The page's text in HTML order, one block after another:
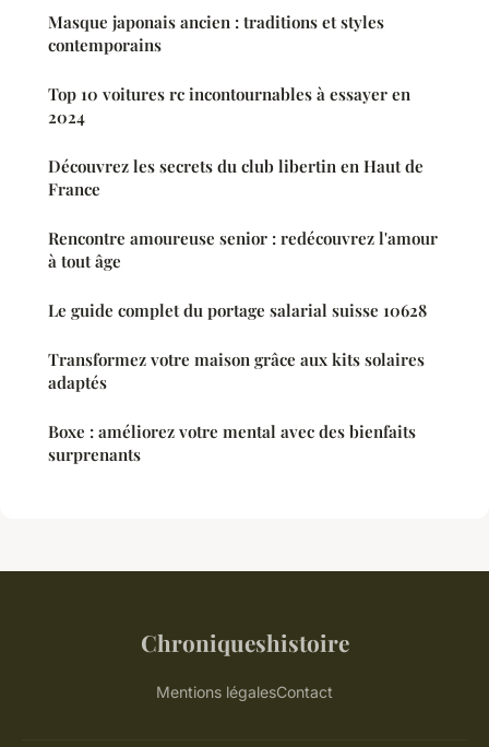
Masque japonais ancien : traditions et styles
contemporains
Top 10 voitures rc incontournables à essayer en
2024
Découvrez les secrets du club libertin en Haut de
France
Rencontre amoureuse senior : redécouvrez l'amour
à tout âge
Le guide complet du portage salarial suisse 10628
Transformez votre maison grâce aux kits solaires
adaptés
Boxe : améliorez votre mental avec des bienfaits
surprenants
Chroniqueshistoire
Mentions légalesContact